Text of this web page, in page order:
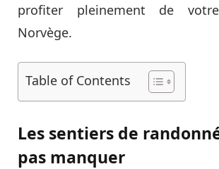
profiter pleinement de
Norvège.
Table of Contents
Les sentiers de
pas manquer